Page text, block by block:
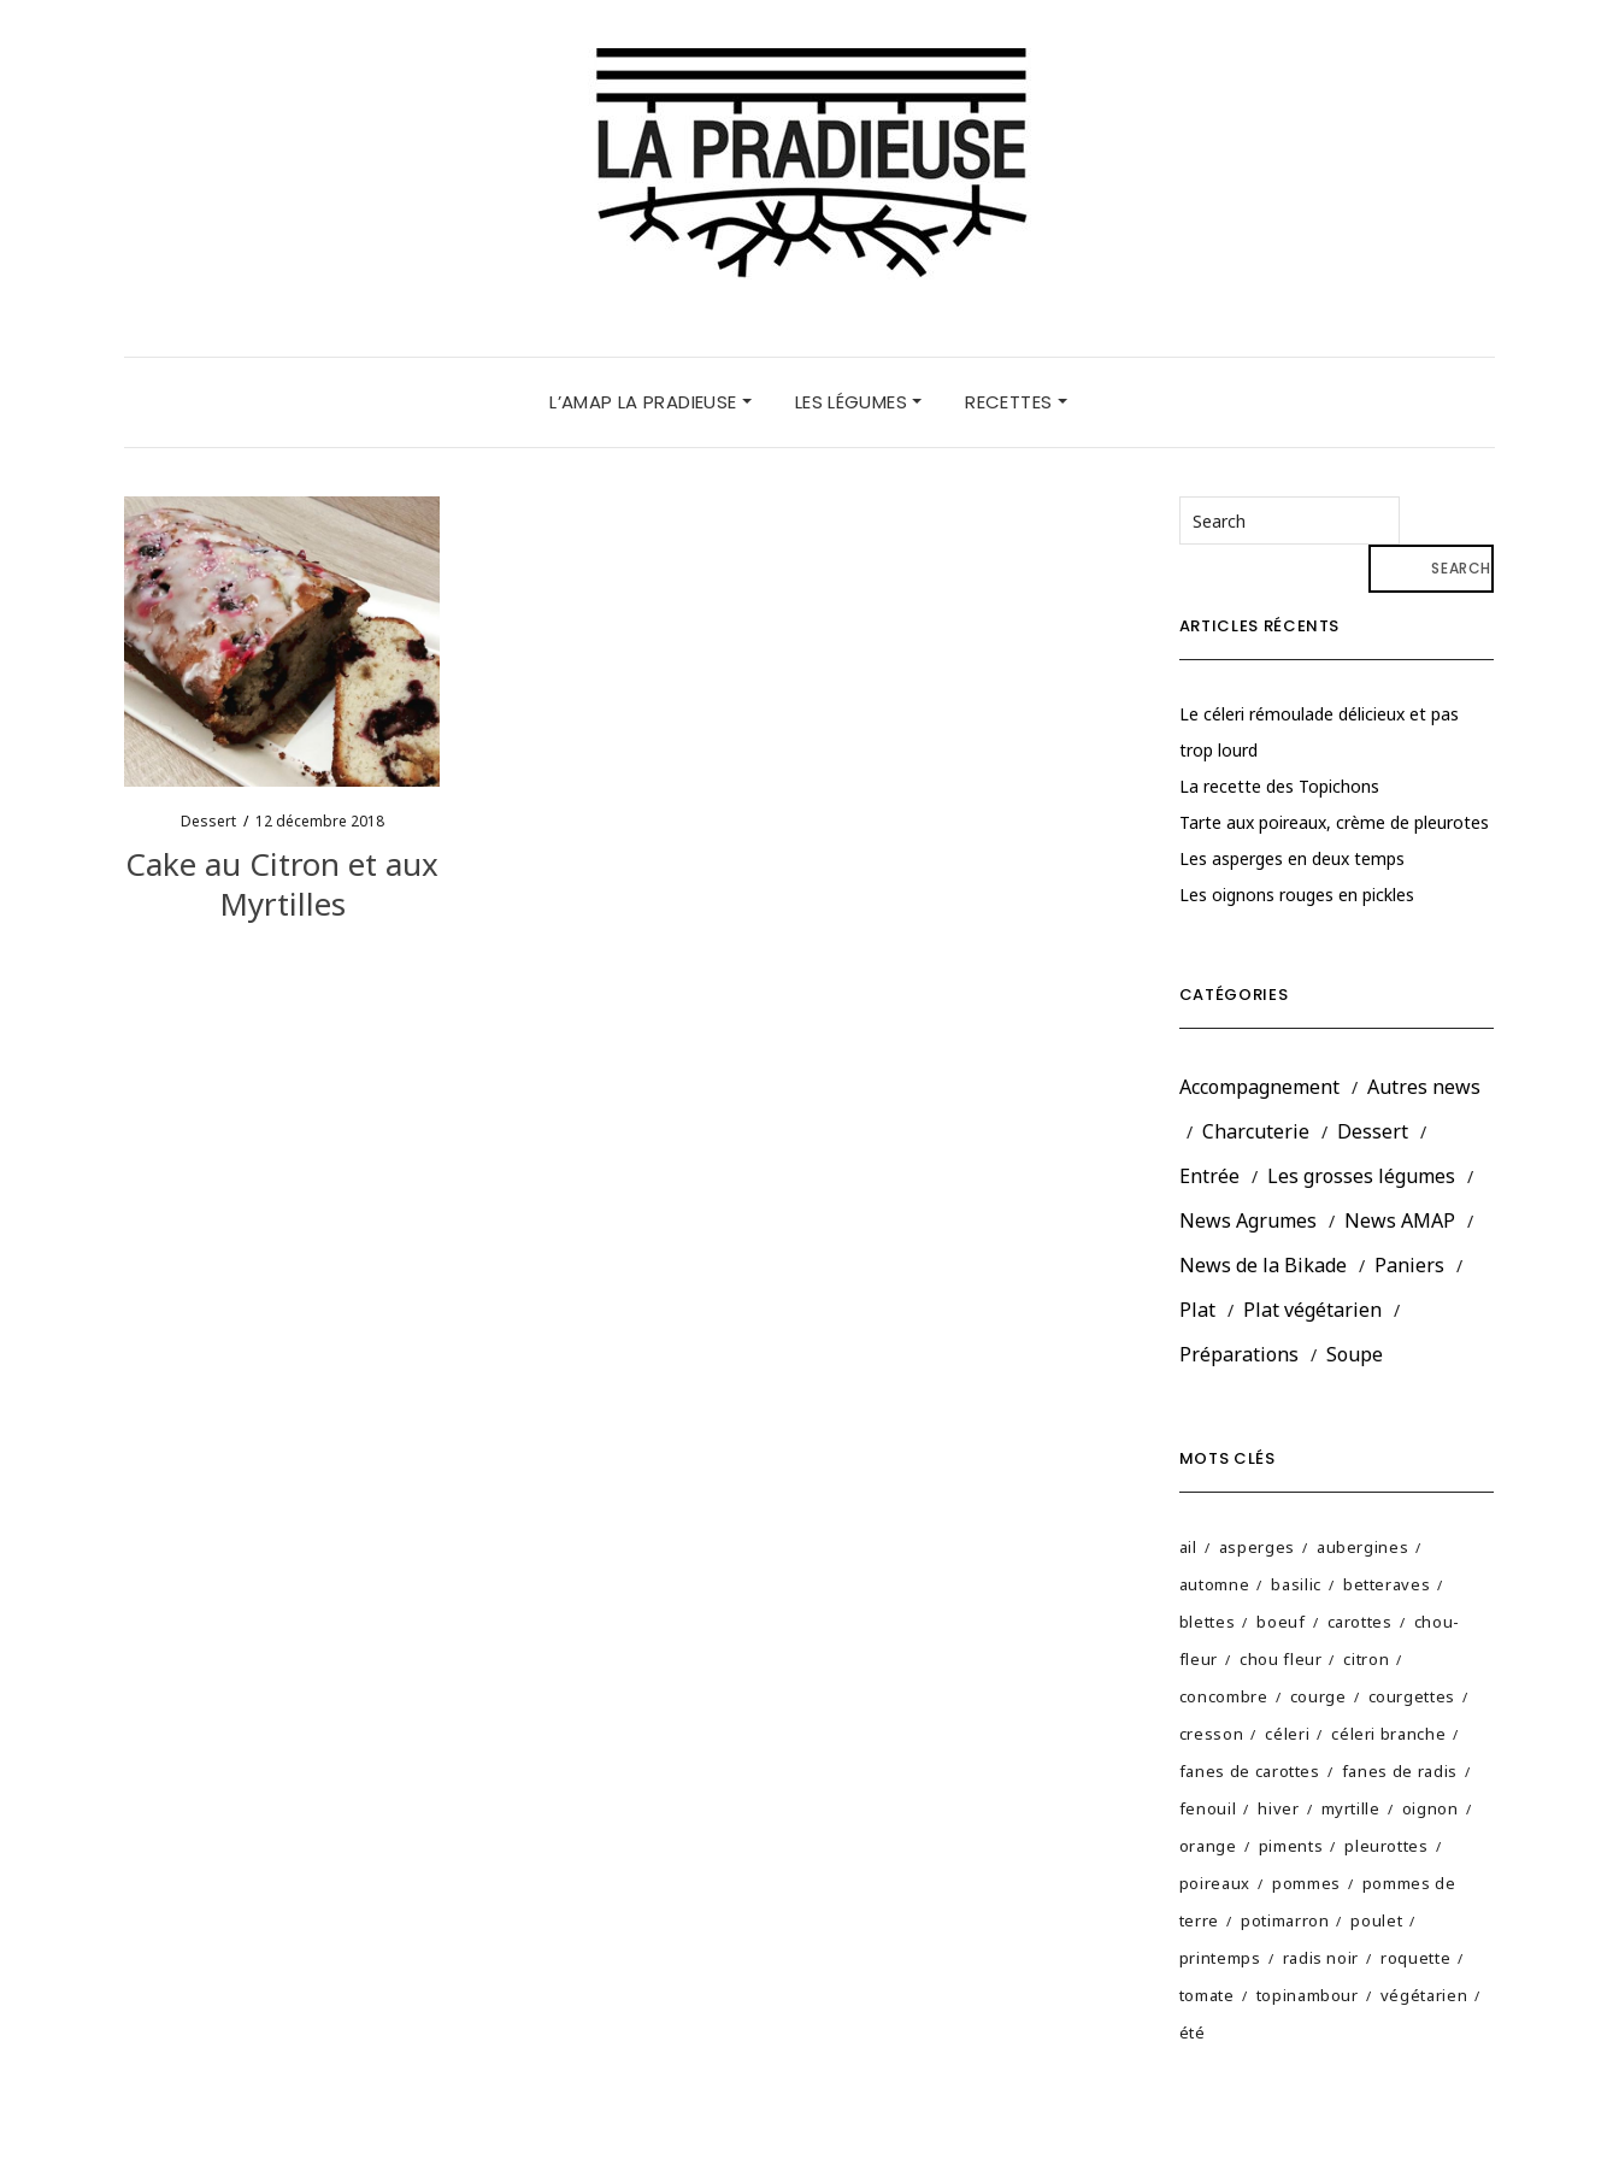
L’AMAP LA PRADIEUSE LES LÉGUMES RECETTES
Dessert / 12 décembre 2018
Cake au Citron et aux
Myrtilles
SEARCH
ARTICLES RÉCENTS
Le céleri rémoulade délicieux et pas
trop lourd
La recette des Topichons
Tarte aux poireaux, crème de pleurotes
Les asperges en deux temps
Les oignons rouges en pickles
CATÉGORIES
Accompagnement
Autres news
Charcuterie
Dessert
Entrée
Les grosses légumes
News Agrumes
News AMAP
News de la Bikade
Paniers
Plat
Plat végétarien
Préparations
Soupe
MOTS CLÉS
ail asperges
aubergines
automne
basilic
betteraves
blettes
boeuf carottes
chou-
fleur
chou fleur
citron
concombre
courge
courgettes
cresson
céleri
céleri branche
fanes de carottes
fanes de radis
fenouil
hiver myrtille
oignon
orange
piments
pleurottes
poireaux
pommes
pommes de
terre
potimarron
poulet
printemps
radis noir
roquette
tomate
topinambour
végétarien
été